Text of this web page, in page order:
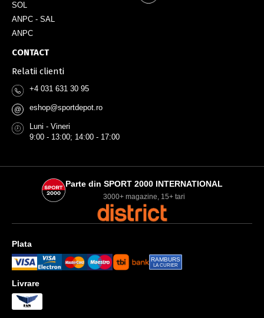
SOL
ANPC - SAL
ANPC
CONTACT
Relatii clienti
+4 031 631 30 95
@ eshop@sportdepot.ro
Luni - Vineri
9:00 - 13:00; 14:00 - 17:00
Parte din SPORT 2000 INTERNATIONAL
3000+ magazine, 15+ tari
Plata
RAMBURS
LA CURIER
Livrare